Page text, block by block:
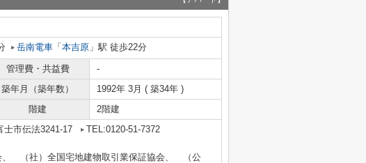
岳南電車 「 本吉原 」駅 徒歩22分
管理費・共益費
-
築年月（築年数）
1992年 3月 ( 築34年 )
階建 2階建
士市伝法3241-17
TEL:0120-51-7372
、 （社）全国宅地建物取引業保証協会、 （公